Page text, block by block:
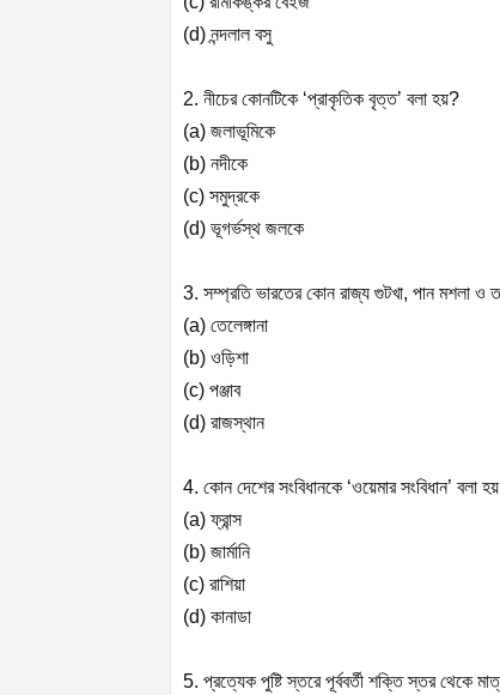
(d) নন্দলাল বসু
2. নীচের কোনটিকে ‘প্রাকৃতিক বৃত্ত’ বলা হয়?
(a) জলাভূমিকে
(b) নদীকে
(c) সমুদ্রকে
(d) ভূগর্ভস্থ জলকে
3. সম্প্রতি ভারতের কোন রাজ্য গুটখা, পান মশলা ও
(a) তেলেঙ্গানা
(b) ওড়িশা
(c) পঞ্জাব
(d) রাজস্থান
4. কোন দেশের সংবিধানকে ‘ওয়েমার সংবিধান’ বলা
(a) ফ্রান্স
(b) জার্মানি
(c) রাশিয়া
(d) কানাডা
5. প্রত্যেক পুষ্টি স্তরে পূর্ববর্তী শক্তি স্তর